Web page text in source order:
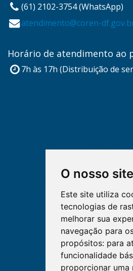
O nosso
Este site utiliza
tecnologias de
melhorar sua
navegação para
propósitos: para
funcionalidade
proporcionar uma
(61) 2102-3754 (WhatsApp)
atendimento@coren-
Horário de atendimento ao
7h às 17h (Distribuição de